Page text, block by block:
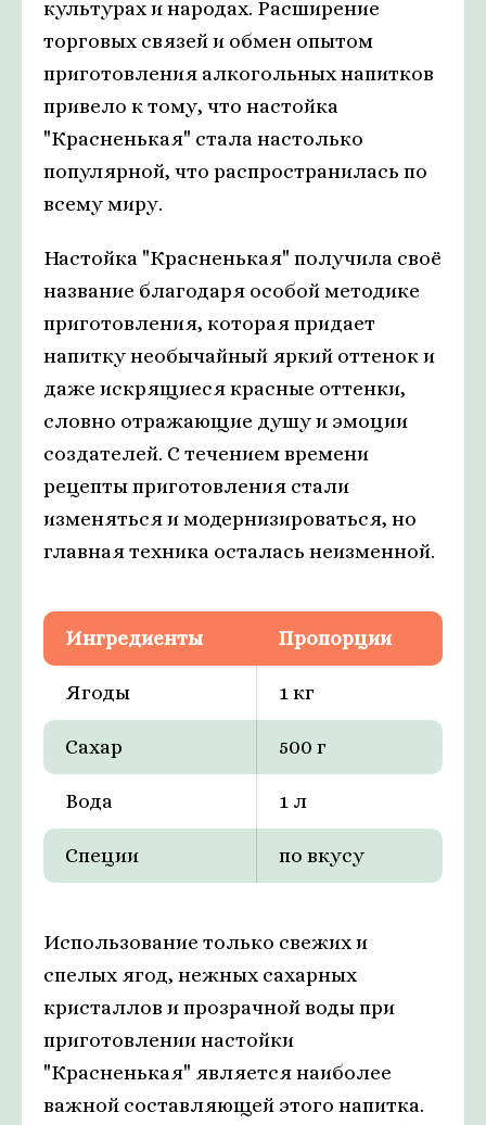
культурах и народах. Расширение
торговых связей и обмен опытом
приготовления алкогольных напитков
привело к тому, что настойка
"Красненькая" стала настолько
популярной, что распространилась по
всему миру.
Настойка "Красненькая" получила своё
название благодаря особой методике
приготовления, которая придает
напитку необычайный яркий оттенок и
даже искрящиеся красные оттенки,
словно отражающие душу и эмоции
создателей. С течением времени
рецепты приготовления стали
изменяться и модернизироваться, но
главная техника осталась неизменной.
Ингредиенты Пропорции
Ягоды 1 кг
Сахар 500 г
Вода 1 л
Специи по вкусу
Использование только свежих и
спелых ягод, нежных сахарных
кристаллов и прозрачной воды при
приготовлении настойки
"Красненькая" является наиболее
важной составляющей этого напитка.